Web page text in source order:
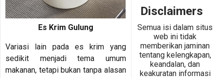
Es Krim Gulung
Variasi lain pada es krim yang
sedikit menjadi tema umum
makanan, tetapi bukan tanpa alasan
Disclaimers
Semua isi dalam situs
web ini tidak
memberikan jaminan
tentang kelengkapan,
keandalan, dan
keakuratan informasi